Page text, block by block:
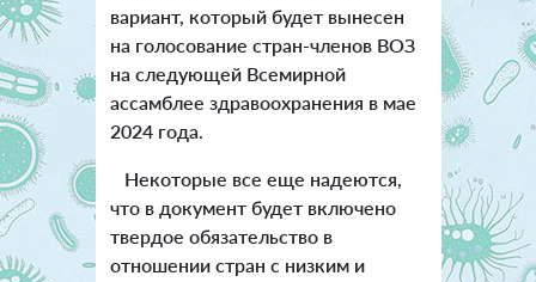
вариант, который будет вынесен
на голосование стран-членов ВОЗ
на следующей Всемирной
ассамблее здравоохранения в мае
2024 года.
Некоторые все еще надеются,
что в документ будет включено
твердое обязательство в
отношении стран с низким и